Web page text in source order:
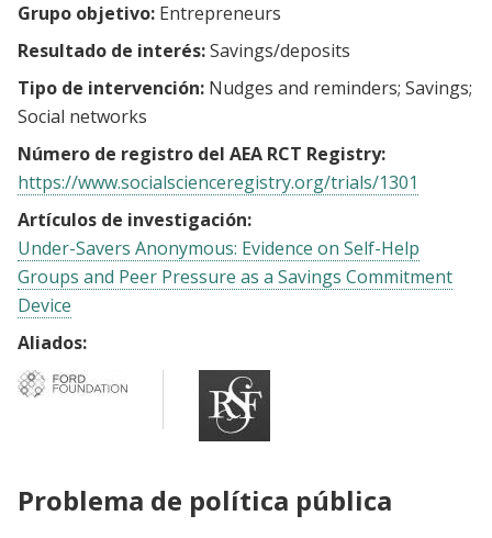
Grupo objetivo: Entrepreneurs
Resultado de interés:Savings/deposits
Tipo de intervención: Nudges and reminders Savings
Social networks
Número de registro del AEA RCT Registry:
https://www.socialscienceregistry.org/trials/1301
Artículos de investigación:
Under-Savers Anonymous: Evidence on Self-Help
Groups and Peer Pressure as a Savings Commitment
Device
Aliados:
Problema de política pública